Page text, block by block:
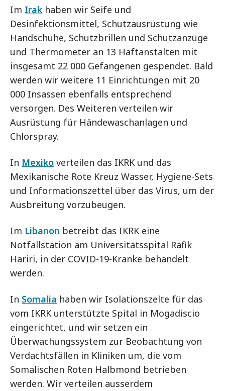
Im Irak haben wir Seife und
Desinfektionsmittel, Schutzausrüstung wie
Handschuhe, Schutzbrillen und Schutzanzüge
und Thermometer an 13 Haftanstalten mit
insgesamt 22 000 Gefangenen gespendet. Bald
werden wir weitere 11 Einrichtungen mit 20
000 Insassen ebenfalls entsprechend
versorgen. Des Weiteren verteilen wir
Ausrüstung für Händewaschanlagen und
Chlorspray.
In Mexiko verteilen das IKRK und das
Mexikanische Rote Kreuz Wasser, Hygiene-Sets
und Informationszettel über das Virus, um der
Ausbreitung vorzubeugen.
Im Libanon betreibt das IKRK eine
Notfallstation am Universitätsspital Rafik
Hariri, in der COVID-19-Kranke behandelt
werden.
In Somalia haben wir Isolationszelte für das
vom IKRK unterstützte Spital in Mogadiscio
eingerichtet, und wir setzen ein
Überwachungssystem zur Beobachtung von
Verdachtsfällen in Kliniken um, die vom
Somalischen Roten Halbmond betrieben
werden. Wir verteilen ausserdem